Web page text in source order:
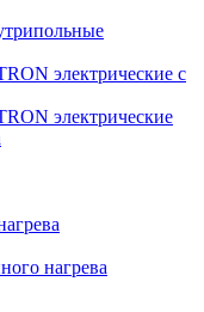
электрические с
электрические
нагрева